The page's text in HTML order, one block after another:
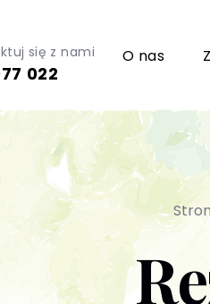
się z nami
022
O nas
Grupy
Poradnictwo